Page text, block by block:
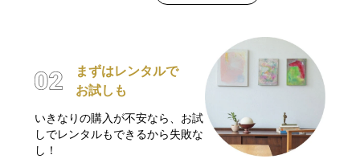
まずはレンタルで
お試しも
いきなりの購入が不安なら、お試
しでレンタルもできるから失敗な
し！